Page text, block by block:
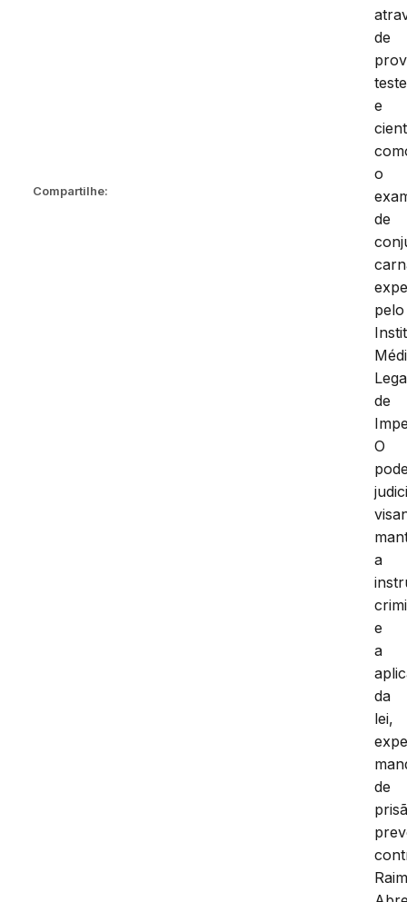
Compartilhe:
de
e
o
de
pelo
de
O
a
e
a
da
lei,
de